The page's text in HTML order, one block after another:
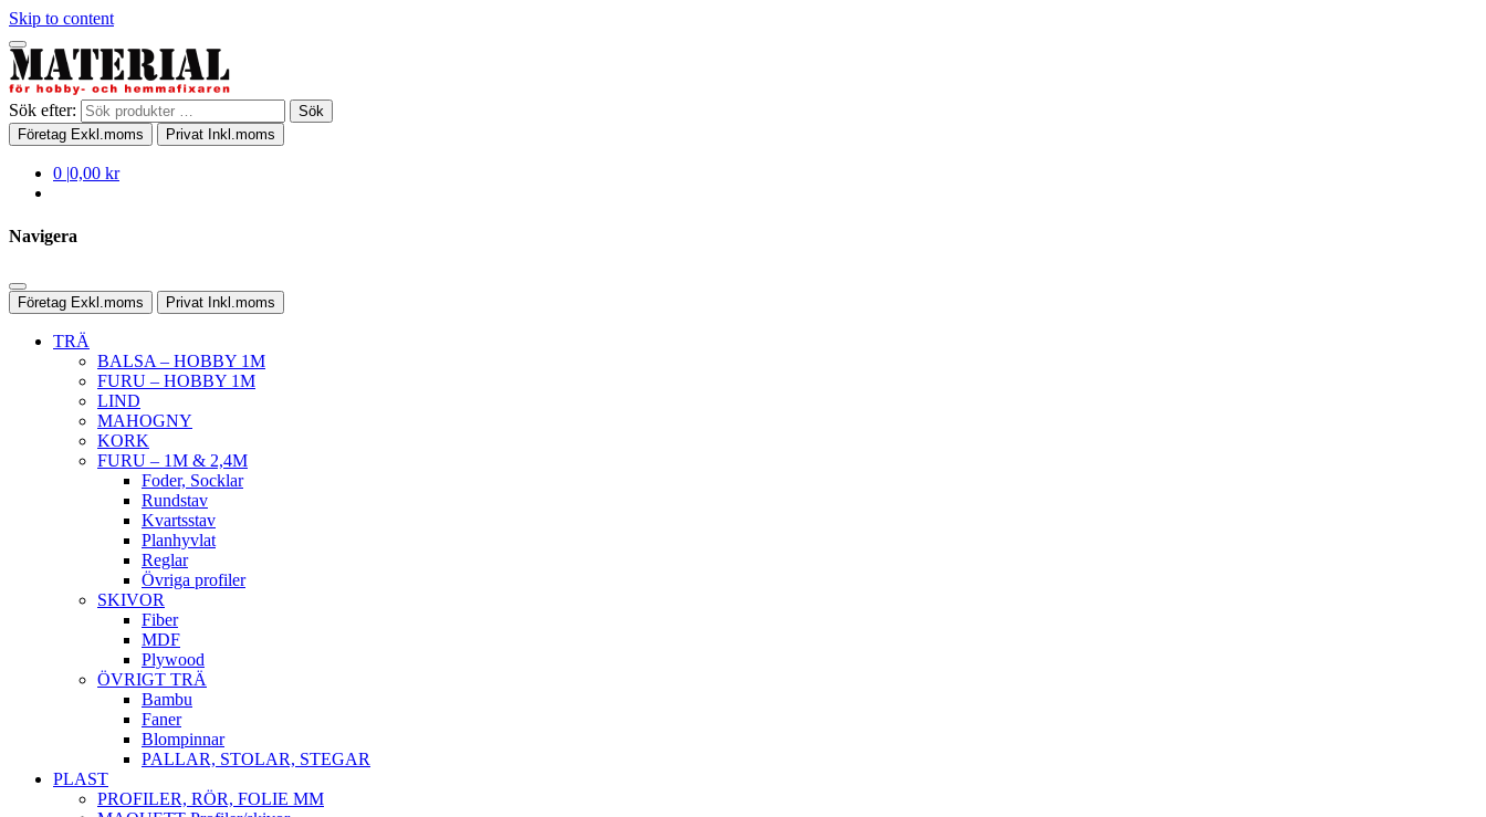
Skip to content
Sök efter:
Sök
Företag Exkl.moms Privat Inkl.moms
0 |0,00 kr
Navigera
Företag Exkl.moms Privat Inkl.moms
TRÄ
BALSA – HOBBY 1M
FURU – HOBBY 1M
LIND
MAHOGNY
KORK
FURU – 1M & 2,4M
Foder, Socklar
Rundstav
Kvartsstav
Planhyvlat
Reglar
Övriga profiler
SKIVOR
Fiber
MDF
Plywood
ÖVRIGT TRÄ
Bambu
Faner
Blompinnar
PALLAR, STOLAR, STEGAR
PLAST
PROFILER, RÖR, FOLIE MM